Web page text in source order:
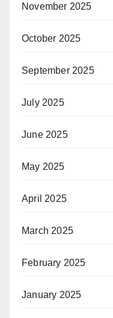
November 2025
October 2025
September 2025
July 2025
June 2025
May 2025
April 2025
March 2025
February 2025
January 2025